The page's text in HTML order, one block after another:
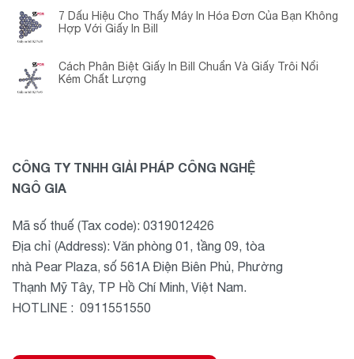
7 Dấu Hiệu Cho Thấy Máy In Hóa Đơn Của Bạn Không
Hợp Với Giấy In Bill
Cách Phân Biệt Giấy In Bill Chuẩn Và Giấy Trôi Nổi
Kém Chất Lượng
CÔNG TY TNHH GIẢI PHÁP CÔNG NGHỆ
NGÔ GIA
Mã số thuế (Tax code): 0319012426
Địa chỉ (Address): Văn phòng 01, tầng 09, tòa
nhà Pear Plaza, số 561A Điện Biên Phủ, Phường
Thạnh Mỹ Tây, TP Hồ Chí Minh, Việt Nam.
HOTLINE : 0911551550